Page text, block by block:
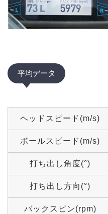
平均データ
ヘッドスピード(m/s)
ボールスピード(m/s)
打ち出し角度(°)
打ち出し方向(°)
バックスピン(rpm)